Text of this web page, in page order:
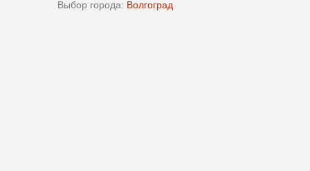
Выбор города: Волгоград